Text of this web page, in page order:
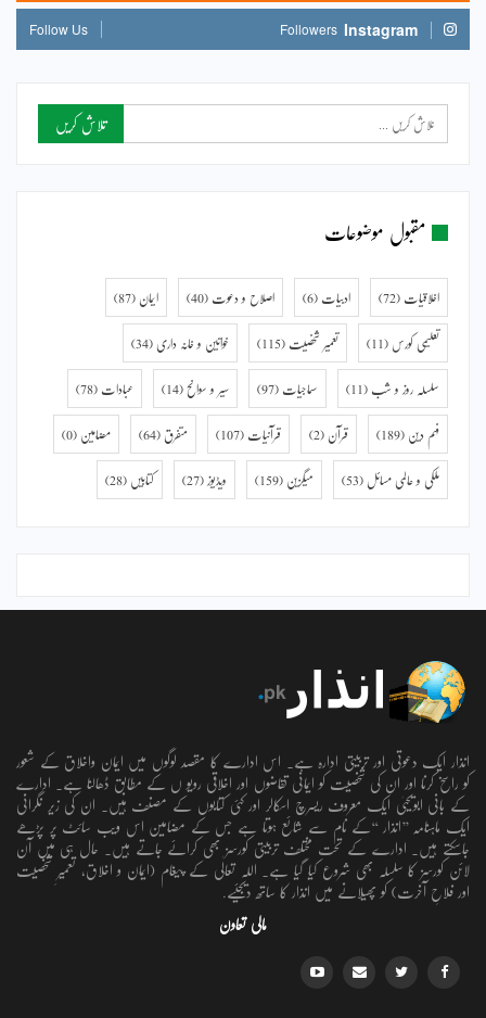
Instagram
Followers
Follow Us
مقبول موضوعات
اخلاقیات (72) ادبیات (6) اصلاح و دعوت (40) ایمان (87)
تعلیمی کورس (11) تعمیر شخصیت (115) خواتین و خانہ داری (34)
سلسلہ روز و شب (11) سماجیات (97) سیر و سوانح (14) عبادات (78)
فہم دین (189) قرآن (2) قرآنیات (107) متفرق (64) مضامین (0)
ملکی و عالمی مسائل (53) میگزین (159) ویڈیوز (27) کتابیں (28)
انذار ایک دعوتی اور تربیتی ادارہ ہے۔ اس ادارے کا مقصد لوگوں میں ایمان واخلاق کے شعور
کو راسخ کرنا اور ان کی شخصیت کو ایمانی تقاضوں اور اخلاقی رویو ں کے مطابق ڈھالنا ہے۔ ادارے
کے بانی ابویحییٰ ایک معروف ریسرچ اسکالر اور کئی کتابوں کے مصنف ہیں۔ ان کی زیر نگرانی
ایک ماہنامہ ’’انذار ‘‘کے نام سے شائع ہوتا ہے جس کے مضامین اس ویب سائٹ پر پڑھے
جاسکتے ہیں۔ ادارے کے تحت مختلف تربیتی کورسز بھی کرائے جاتے ہیں۔ حال ہی میں آن
لائن کورسز کا سلسلہ بھی شروع کیا گیا ہے۔ اللہ تعالٰی کے پیغام (ایمان و اخلاق، تعمیرِ شخصیت
اور فلاحِ آخرت) کو پھیلانے میں انذار کا ساتھ دیجئیے.
مالی تعاون